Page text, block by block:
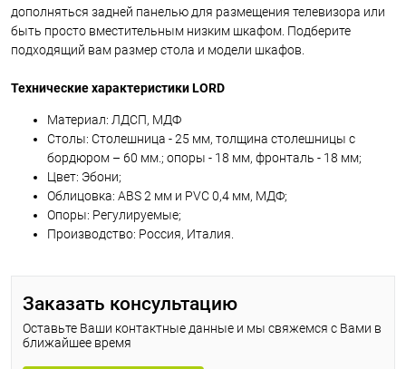
дополняться задней панелью для размещения телевизора или
быть просто вместительным низким шкафом. Подберите
подходящий вам размер стола и модели шкафов.
Технические характеристики LORD
Материал: ЛДСП, МДФ
Столы: Столешница - 25 мм, толщина столешницы с
бордюром – 60 мм.; опоры - 18 мм, фронталь - 18 мм;
Цвет: Эбони;
Облицовка: ABS 2 мм и PVC 0,4 мм, МДФ;
Опоры: Регулируемые;
Производство: Россия, Италия.
Заказать консультацию
Оставьте Ваши контактные данные и мы свяжемся с Вами в
ближайшее время